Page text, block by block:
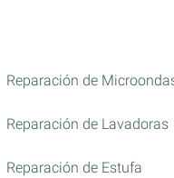
Reparación de
Reparación de Lavadoras
Reparación de Estufa